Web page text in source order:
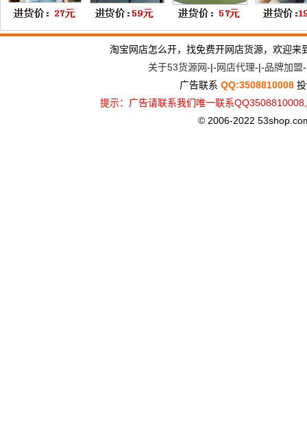
淘宝网店怎么开，找免费开网店货源，欢迎
关于53货源网-|-网店代理-|-品牌加盟
广告联系 QQ:3508810008
提示：广告请联系我们唯一联系
© 2006-2022